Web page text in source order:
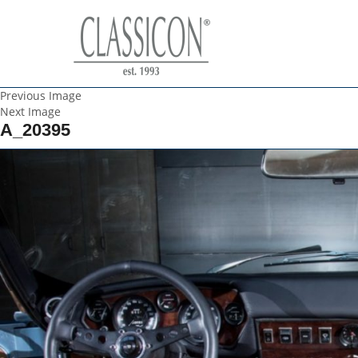
Previous Image
Next Image
A_20395